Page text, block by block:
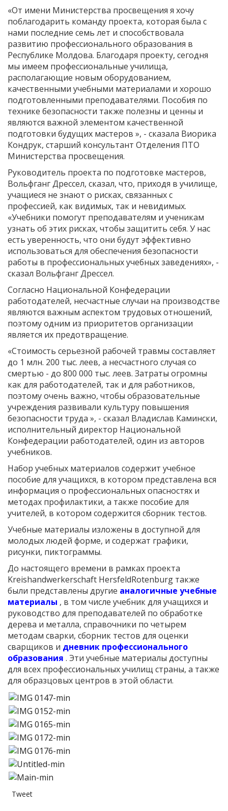
«От имени Министерства просвещения я хочу
поблагодарить команду проекта, которая была с
нами последние семь лет и способствовала
развитию профессионального образования в
Республике Молдова. Благодаря проекту, сегодня
мы имеем профессиональные училища,
располагающие новым оборудованием,
качественными учебными материалами и хорошо
подготовленными преподавателями. Пособия по
технике безопасности также полезны и ценны и
являются важной элементом качественной
подготовки будущих мастеров », - сказала Виорика
Кондрук, старший консультант Отделения ПТО
Министерства просвещения.
Руководитель проекта по подготовке мастеров,
Вольфганг Дрессел, сказал, что, приходя в училище,
учащиеся не знают о рисках, связанных с
профессией, как видимых, так и невидимых.
«Учебники помогут преподавателям и ученикам
узнать об этих рисках, чтобы защитить себя. У нас
есть уверенность, что они будут эффективно
использоваться для обеспечения безопасности
работы в профессиональных учебных заведениях», -
сказал Вольфганг Дрессел.
Согласно Национальной Конфедерации
работодателей, несчастные случаи на производстве
являются важным аспектом трудовых отношений,
поэтому одним из приоритетов организации
является их предотвращение.
«Стоимость серьезной рабочей травмы составляет
до 1 млн. 200 тыс. леев, а несчастного случая со
смертью - до 800 000 тыс. леев. Затраты огромны
как для работодателей, так и для работников,
поэтому очень важно, чтобы образовательные
учреждения развивали культуру повышения
безопасности труда », - сказал Владислав Камински,
исполнительный директор Национальной
Конфедерации работодателей, один из авторов
учебников.
Набор учебных материалов содержит учебное
пособие для учащихся, в котором представлена вся
информация о профессиональных опасностях и
методах профилактики, а также пособие для
учителей, в котором содержится сборник тестов.
Учебные материалы изложены в доступной для
молодых людей форме, и содержат графики,
рисунки, пиктограммы.
До настоящего времени в рамках проекта
Kreishandwerkerschaft HersfeldRotenburg также
были представлены другие аналогичные учебные
материалы , в том числе учебник для учащихся и
руководство для преподавателей по обработке
дерева и металла, справочники по четырем
методам сварки, сборник тестов для оценки
сварщиков и дневник профессионального
образования . Эти учебные материалы доступны
для всех профессиональных училищ страны, а также
для образцовых центров в этой области.
Tweet